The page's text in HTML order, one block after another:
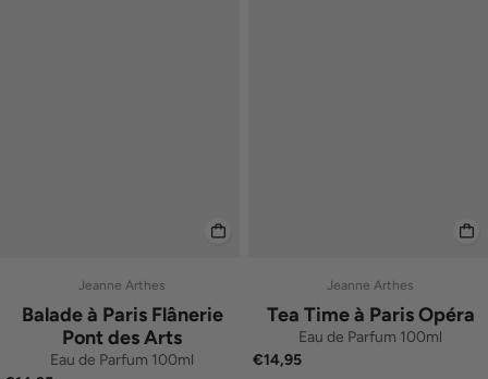
Jeanne Arthes
Balade à Paris Flânerie
Pont des Arts
Eau de Parfum 100ml
Jeanne Arthes
Tea Time à Paris Opéra
Eau de Parfum 100ml
€14,95